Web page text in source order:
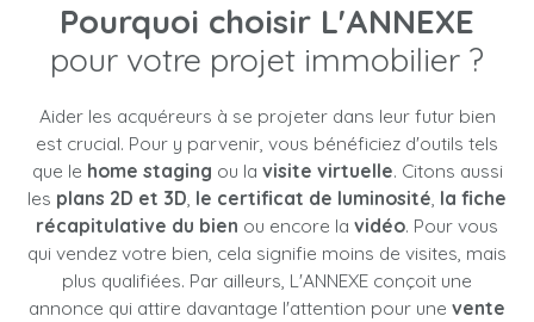
Pourquoi choisir L'ANNEXE
pour votre projet immobilier ?
Aider les acquéreurs à se projeter dans leur futur bien
est crucial. Pour y parvenir, vous bénéficiez d'outils tels
que le home staging ou la visite virtuelle. Citons aussi
les plans 2D et 3D, le certificat de luminosité, la fiche
récapitulative du bien ou encore la vidéo. Pour vous
qui vendez votre bien, cela signifie moins de visites, mais
plus qualifiées. Par ailleurs, L'ANNEXE conçoit une
annonce qui attire davantage l'attention pour une vente